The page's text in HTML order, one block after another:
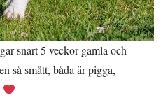
snart 5 veckor gamla och
så smått, båda är pigga,